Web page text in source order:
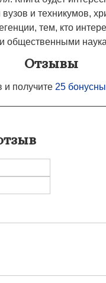
и техникумов,
тем, кто
общественными
Отзывы
и получите 25